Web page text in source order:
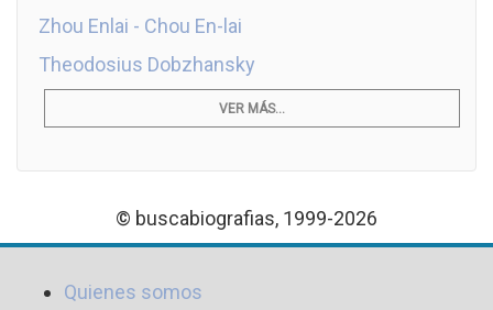
Zhou Enlai - Chou En-lai
Theodosius Dobzhansky
VER MÁS...
© buscabiografias, 1999-2026
Quienes somos